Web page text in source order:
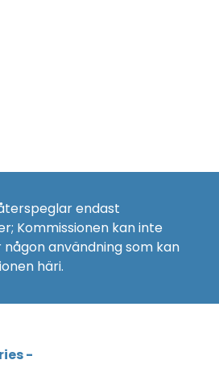
endast
Kommissionen kan inte
användning som kan
häri.
-